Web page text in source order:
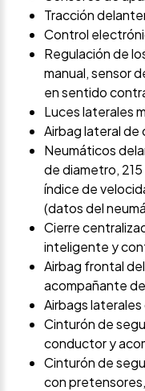
Tracción
Control
Regulación de
manual, sensor
en sentido
Luces laterales
Airbag lateral
Neumáticos
de diametro,
índice de
(datos del
Cierre
inteligente y
Airbag frontal
acompañante
Airbags
Cinturón de
conductor y
Cinturón de
con